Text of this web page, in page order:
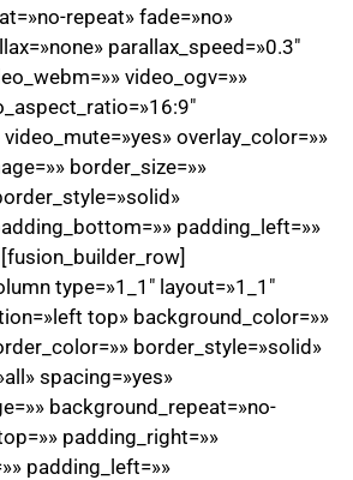
repeat» fade=»no»
parallax_speed=»0.3″
video_ogv=»»
overlay_color=»»
border_size=»»
padding_left=»»
type=»1_1″ layout=»1_1″
top» background_color=»»
border_style=»solid»
spacing=»yes»
background_repeat=»no-
padding_right=»»
padding_left=»»